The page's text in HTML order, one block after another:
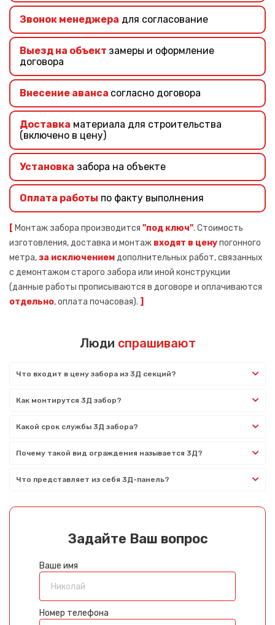
Звонок менеджера для согласование
Выезд на объект замеры и оформление
договора
Внесение аванса согласно договора
Доставка материала для строительства
(включено в цену)
Установка забора на объекте
Оплата работы по факту выполнения
[ Монтаж забора производится "под ключ". Стоимость
изготовления, доставка и монтаж входят в ценупогонного
метра,за исключениемдополнительных работ, связанных
с демонтажом старого забора или иной конструкции
(данные работы прописываются в договоре и оплачиваются
отдельно, оплата почасовая). ]
Люди спрашивают
Что входит в цену забора из 3Д секций?
Как монтирутся 3Д забор?
Какой срок службы 3Д забора?
Почему такой вид ограждения называется 3Д?
Что представляет из себя 3Д-панель?
Задайте Ваш вопрос
Ваше имя
Номер телефона